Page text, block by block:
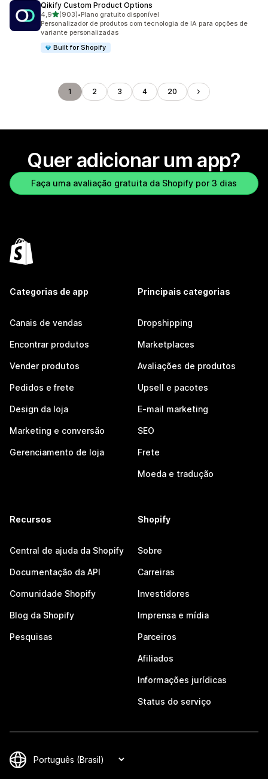
Qikify Custom Product Options
4,9de 5 estrelas
(903)
903 avaliações ao todo
•Plano gratuito disponível
Personalizador de produtos com tecnologia de IA para opções de
variante personalizadas
Built for Shopify
1 2 3 4 20
Quer adicionar um app?
Faça uma avaliação gratuita da Shopify por 3 dias
Categorias de app
Canais de vendas
Encontrar produtos
Vender produtos
Pedidos e frete
Design da loja
Marketing e conversão
Gerenciamento de loja
Principais categorias
Dropshipping
Marketplaces
Avaliações de produtos
Upsell e pacotes
E-mail marketing
SEO
Frete
Moeda e tradução
Recursos
Central de ajuda da Shopify
Documentação da API
Comunidade Shopify
Blog da Shopify
Pesquisas
Shopify
Sobre
Carreiras
Investidores
Imprensa e mídia
Parceiros
Afiliados
Informações jurídicas
Status do serviço